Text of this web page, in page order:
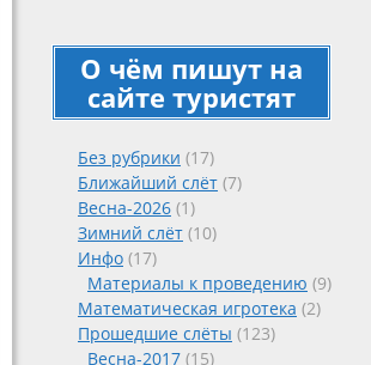
О чём пишут на
сайте туристят
Без рубрики (17)
Ближайший слёт (7)
Весна-2026 (1)
Зимний слёт (10)
Инфо (17)
Материалы к проведению (9)
Математическая игротека (2)
Прошедшие слёты (123)
Весна-2017 (15)